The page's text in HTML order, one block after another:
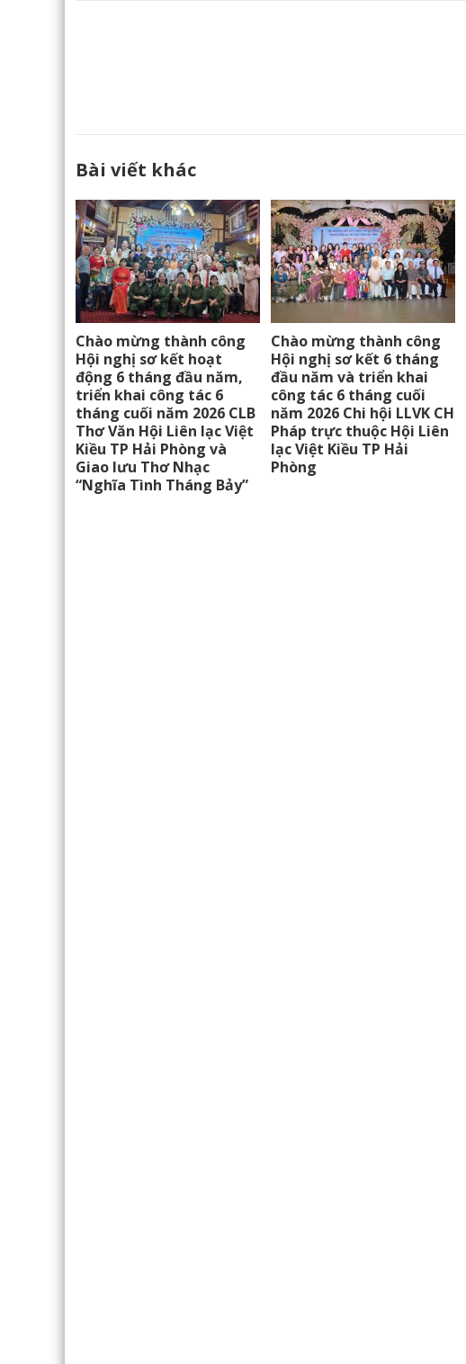
Bài viết khác
Chào mừng thành công
Hội nghị sơ kết hoạt
động 6 tháng đầu năm,
triển khai công tác 6
tháng cuối năm 2026 CLB
Thơ Văn Hội Liên lạc Việt
Kiều TP Hải Phòng và
Giao lưu Thơ Nhạc
“Nghĩa Tình Tháng Bảy”
Chào mừng thành công
Hội nghị sơ kết 6 tháng
đầu năm và triển khai
công tác 6 tháng cuối
năm 2026 Chi hội LLVK CH
Pháp trực thuộc Hội Liên
lạc Việt Kiều TP Hải
Phòng